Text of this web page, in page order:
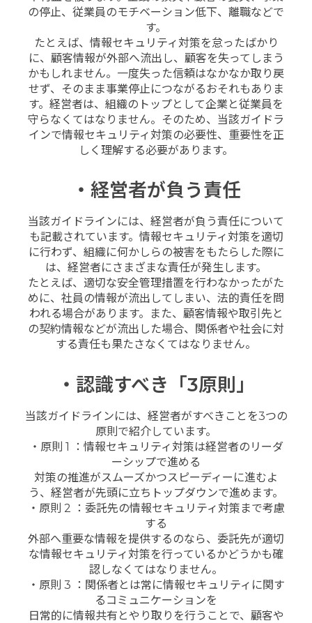
の停止、従業員のモチベーション低下、離職などで
す。
たとえば、情報セキュリティ対策を怠ったばかり
に、顧客情報が外部へ流出し、顧客を失ってしまう
かもしれません。一度失った信頼はなかなか取り戻
せず、そのまま事業停止につながるおそれもありま
す。経営者は、組織のトップとして企業と従業員を
守らなくてはなりません。そのため、当該ガイドラ
インで情報セキュリティ対策の必要性、重要性を正
しく理解する必要があります。
・経営者が負う責任
当該ガイドラインには、経営者が負う責任について
も記載されています。情報セキュリティ対策を適切
に行わず、組織に何かしらの被害をもたらした際に
は、経営者にさまざまな責任が発生します。
たとえば、適切な安全管理措置を行わなかったがた
めに、社員の情報が流出してしまい、法的責任を問
われる場合があります。また、顧客情報や取引先と
の契約情報などが流出した場合、関係者や社会に対
する責任も果たさなくてはなりません。
・認識すべき「3原則」
当該ガイドラインには、経営者がすべきことを3つの
原則で紹介しています。
・原則 1 ：情報セキュリティ対策は経営者のリーダ
ーシップで進める
対策の推進がスムーズかつスピーディーに進むよ
う、経営者が先頭に立ちトップダウンで進めます。
・原則 2 ：委託先の情報セキュリティ対策まで考慮
する
外部へ重要な情報を提供するのなら、委託先が適切
な情報セキュリティ対策を行っているかどうかも確
認しなくてはなりません。
・原則 3 ：関係者とは常に情報セキュリティに関す
るコミュニケーションを
日常的に情報共有とやり取りを行うことで、顧客や